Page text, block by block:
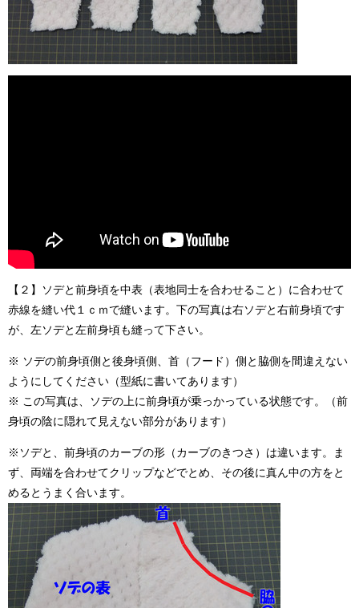
【２】ソデと前身頃を中表（表地同士を合わせること）に合わせて
赤線を縫い代１ｃｍで縫います。下の写真は右ソデと右前身頃です
が、左ソデと左前身頃も縫って下さい。
※ ソデの前身頃側と後身頃側、首（フード）側と脇側を間違えない
ようにしてください（型紙に書いてあります）
※ この写真は、ソデの上に前身頃が乗っかっている状態です。（前
身頃の陰に隠れて見えない部分があります）
※ソデと、前身頃のカーブの形（カーブのきつさ）は違います。ま
ず、両端を合わせてクリップなどでとめ、その後に真ん中の方をと
めるとうまく合います。